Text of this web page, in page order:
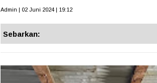
Admin | 02 Juni 2024 | 19:12
Sebarkan: